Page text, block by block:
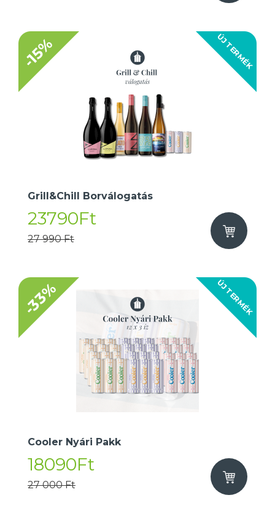
ÚJ TERMÉK
-15%
Grill&Chill Borválogatás
23790Ft
27 990 Ft
ÚJ TERMÉK
-33%
Cooler Nyári Pakk
18090Ft
27 000 Ft